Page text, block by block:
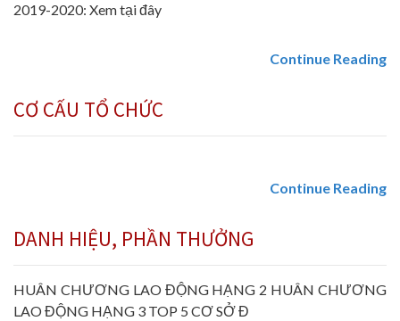
2019-2020: Xem tại đây
Continue Reading
CƠ CẤU TỔ CHỨC
Continue Reading
DANH HIỆU, PHẦN THƯỞNG
HUÂN CHƯƠNG LAO ĐỘNG HẠNG 2 HUÂN CHƯƠNG
LAO ĐỘNG HẠNG 3 TOP 5 CƠ SỞ Đ